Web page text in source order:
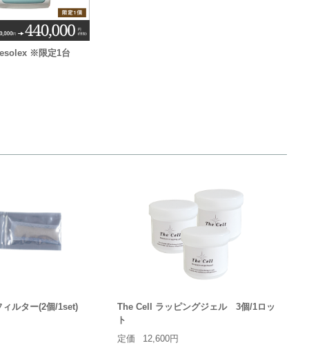
※限定1台
ルター(2個/1set)
The Cell ラッピングジェル 3個/1ロッ
ト
定価
12,600円